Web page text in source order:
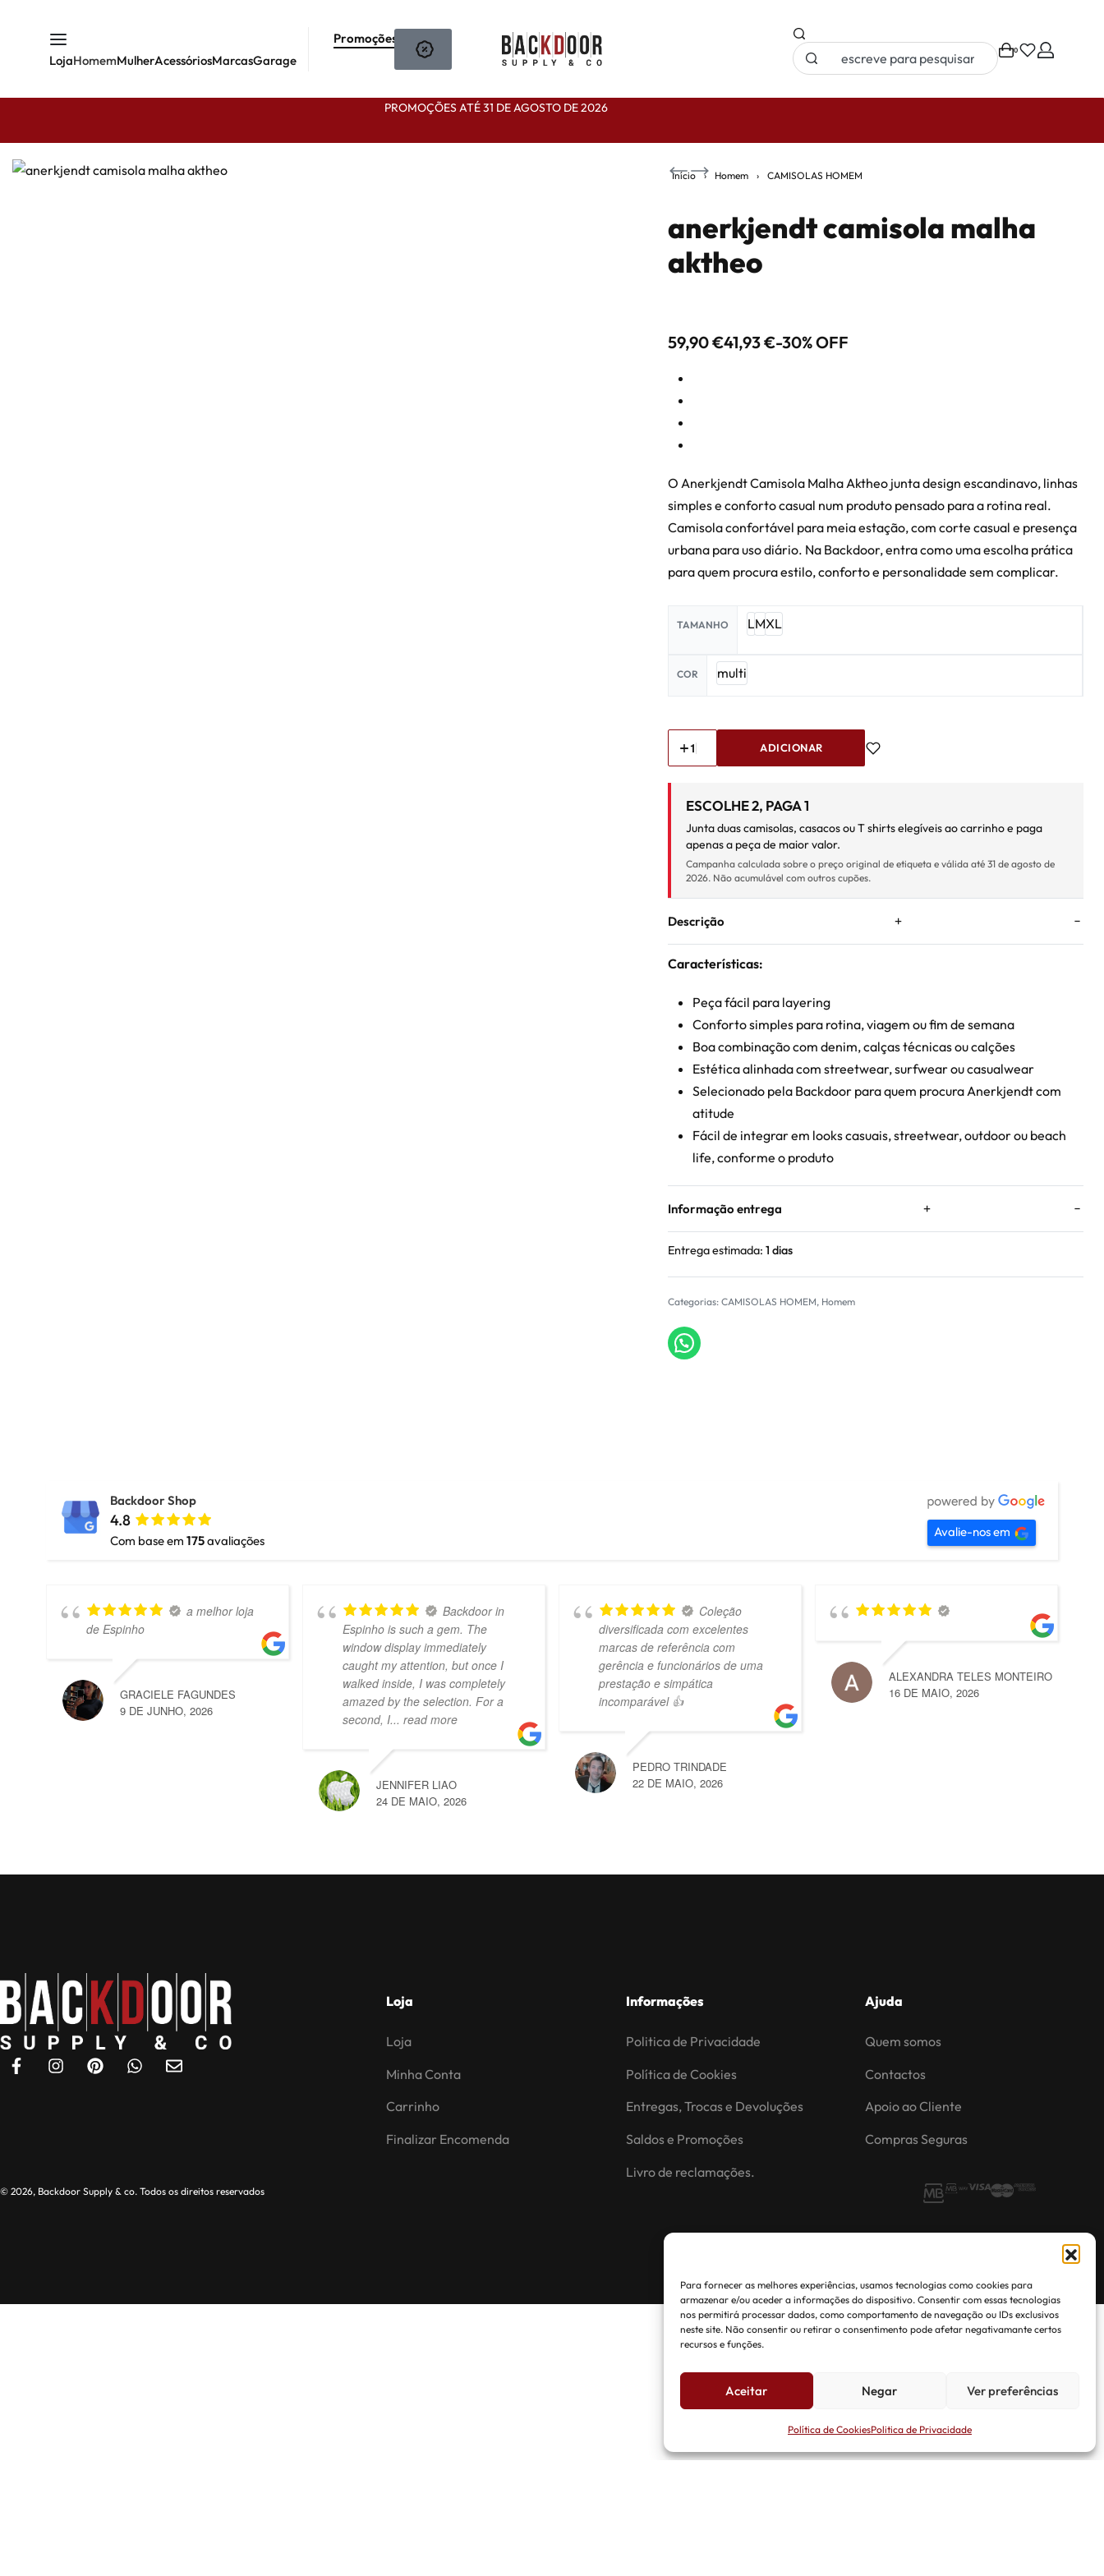
Para fornecer as melhores experiências, usamos tecnologias como cookies para
armazenar e/ou aceder a informações do dispositivo. Consentir com essas tecnologias
nos permitirá processar dados, como comportamento de navegação ou IDs exclusivos
neste site. Não consentir ou retirar o consentimento pode afetar negativamante certos
recursos e funções.
Aceitar Negar Ver preferências
Política de CookiesPolitica de Privacidade
LojaHomemMulherAcessóriosMarcasGarage
Promoções
0
PROMOÇÕES ATÉ 31 DE AGOSTO DE 2026
Início › Homem › CAMISOLAS HOMEM
79,90
68,90€
anerkjendt camisola malha
aktheo
59,90€41,93€-30% OFF
O Anerkjendt Camisola Malha Aktheo junta design escandinavo, linhas
simples e conforto casual num produto pensado para a rotina real.
Camisola confortável para meia estação, com corte casual e presença
urbana para uso diário. Na Backdoor, entra como uma escolha prática
para quem procura estilo, conforto e personalidade sem complicar.
TAMANHO LMXL
COR multi
ADICIONAR
ESCOLHE 2, PAGA 1
Junta duas camisolas, casacos ou T shirts elegíveis ao carrinho e paga
apenas a peça de maior valor.
Campanha calculada sobre o preço original de etiqueta e válida até 31 de agosto de
2026. Não acumulável com outros cupões.
Descrição
Características:
Peça fácil para layering
Conforto simples para rotina, viagem ou fim de semana
Boa combinação com denim, calças técnicas ou calções
Estética alinhada com streetwear, surfwear ou casualwear
Selecionado pela Backdoor para quem procura Anerkjendt com
atitude
Fácil de integrar em looks casuais, streetwear, outdoor ou beach
life, conforme o produto
Informação entrega
Entrega estimada: 1 dias
Categorias:CAMISOLAS HOMEM, Homem
Backdoor Shop
4.8
Com base em 175avaliações
Avalie-nos em
a melhor loja
de Espinho
GRACIELE FAGUNDES
9 DE JUNHO, 2026
Backdoor in
Espinho is such a gem. The
window display immediately
caught my attention, but once I
walked inside, I was completely
amazed by the selection. For a
second, I... read more
JENNIFER LIAO
24 DE MAIO, 2026
Coleção
diversificada com excelentes
marcas de referência com
gerência e funcionários de uma
prestação e simpática
incomparável 👍
PEDRO TRINDADE
22 DE MAIO, 2026
ALEXANDRA TELES MONTEIRO
16 DE MAIO, 2026
Loja
Loja
Minha Conta
Carrinho
Finalizar Encomenda
Informações
Politica de Privacidade
Política de Cookies
Entregas, Trocas e Devoluções
Saldos e Promoções
Livro de reclamações.
Ajuda
Quem somos
Contactos
Apoio ao Cliente
Compras Seguras
© 2026, Backdoor Supply & co. Todos os direitos reservados